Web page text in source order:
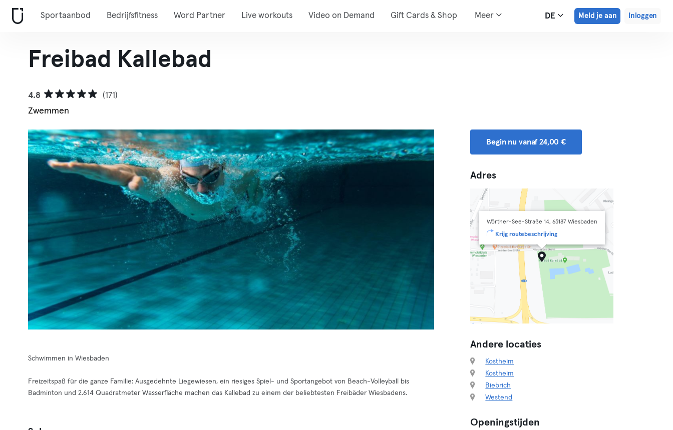
Sportaanbod Bedrijfsfitness Word Partner Live workouts Video on Demand Gift Cards & Shop Meer DE Meld je aan Inloggen
Freibad Kallebad
4.8
(171)
Zwemmen
Schwimmen in Wiesbaden
Freizeitspaß für die ganze Familie: Ausgedehnte Liegewiesen, ein riesiges Spiel- und Sportangebot von Beach-Volleyball bis
Badminton und 2.614 Quadratmeter Wasserfläche machen das Kallebad zu einem der beliebtesten Freibäder Wiesbadens.
Begin nu vanaf 24,00 €
Adres
Wörther-See-Straße 14, 65187 Wiesbaden
Krijg routebeschrijving
Andere locaties
Kostheim
Kostheim
Biebrich
Westend
Openingstijden